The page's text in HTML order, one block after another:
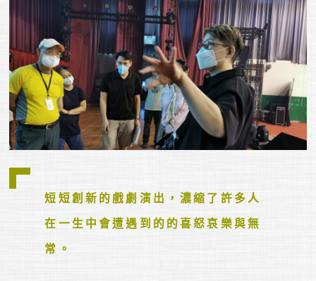
短短創新的戲劇演出，濃縮了許多人
在一生中會遭遇到的的喜怒哀樂與無
常。